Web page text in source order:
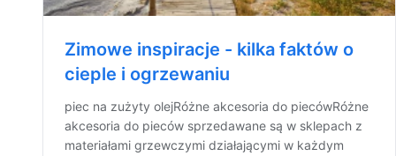
Zimowe inspiracje - kilka faktów o
cieple i ogrzewaniu
piec na zużyty olejRóżne akcesoria do piecówRóżne
akcesoria do pieców sprzedawane są w sklepach z
materiałami grzewczymi działającymi w każdym